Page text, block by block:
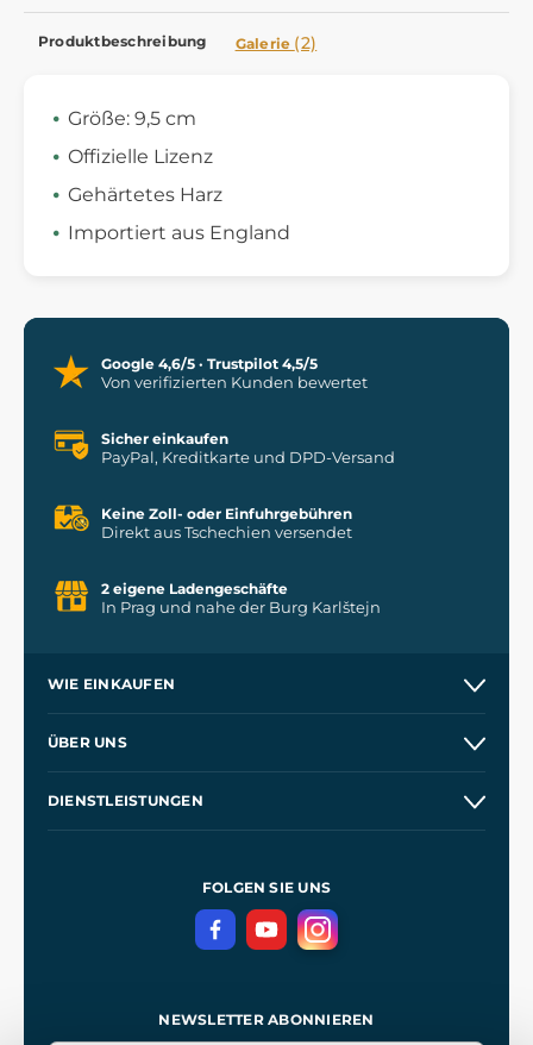
Produktbeschreibung Galerie (2)
Größe: 9,5 cm
Offizielle Lizenz
Gehärtetes Harz
Importiert aus England
Google 4,6/5 · Trustpilot 4,5/5
Von verifizierten Kunden bewertet
Sicher einkaufen
PayPal, Kreditkarte und DPD-Versand
Keine Zoll- oder Einfuhrgebühren
Direkt aus Tschechien versendet
2 eigene Ladengeschäfte
In Prag und nahe der Burg Karlštejn
WIE EINKAUFEN
Großhandel
ÜBER UNS
DIENSTLEISTUNGEN
GeschäftsbedingungenFOLGEN SIE UNS
NEWSLETTER ABONNIEREN